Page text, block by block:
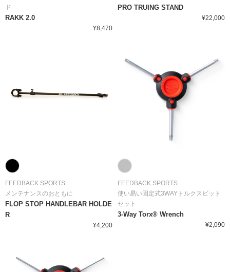
ド
RAKK 2.0
¥8,470
PRO TRUING STAND
¥22,000
FEEDBACK SPORTS
メンテナンスのおともに
FLOP STOP HANDLEBAR HOLDE
R
¥4,200
FEEDBACK SPORTS
使い易い固定式3WAYトルクスビット
セット
3-Way Torx® Wrench
¥2,090